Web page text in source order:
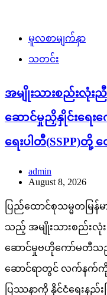
မူလစာမျက်နှာ
သတင်း
အမျိုးသားစည်းလုံးညီ
ဆောင်မှုညှိနှိုင်းရေး
ရေးပါတီ(SSPP)တို့
admin
August 8, 2026
ပြည်ထောင်စုသမ္မတမြန်
သည့် အမျိုးသားစည်းလုံး
ဆောင်မှုဗဟိုကော်မတီသည် င
ဆောင်ရာတွင် လက်နက်ကိုင်ပ
ပြဿနာကို နိုင်ငံရေးန